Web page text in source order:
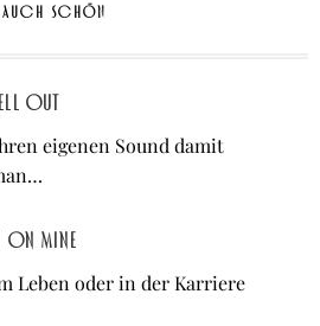
AUCH SCHÖN
Out
eigenen Sound damit
on mine
Leben oder in der Karriere